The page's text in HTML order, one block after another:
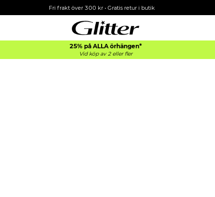
Fri frakt över 300 kr• Gratis retur i butik
25% på ALLA örhängen*
Vid köp av 2 eller fler